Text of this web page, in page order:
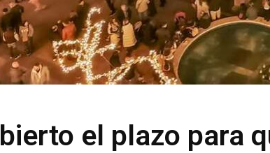
el plazo para